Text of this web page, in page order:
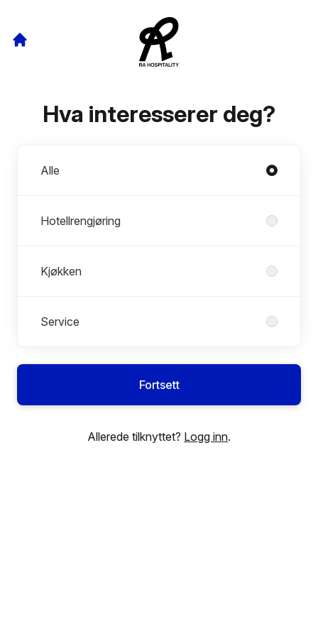
Hva interesserer deg?
Alle
Hotellrengjøring
Kjøkken
Service
Fortsett
Allerede tilknyttet? Logg inn.